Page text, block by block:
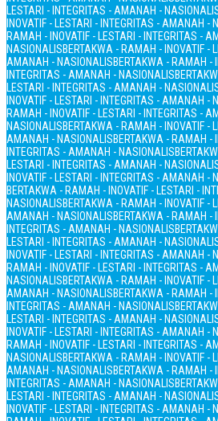
LESTARI - INTEGRITAS - AMANAH -
INOVATIF - LESTARI - INTEGRITAS - AMANAH -
RAMAH - INOVATIF - LESTARI - INTEGRITAS -
NASIONALISBERTAKWA - RAMAH - INOVATIF -
AMANAH - NASIONALISBERTAKWA - RAMAH -
INTEGRITAS - AMANAH - NASIONALIS
LESTARI - INTEGRITAS - AMANAH -
INOVATIF - LESTARI - INTEGRITAS - AMANAH -
RAMAH - INOVATIF - LESTARI - INTEGRITAS -
NASIONALISBERTAKWA - RAMAH - INOVATIF -
AMANAH - NASIONALISBERTAKWA - RAMAH -
INTEGRITAS - AMANAH - NASIONALIS
LESTARI - INTEGRITAS - AMANAH -
INOVATIF - LESTARI - INTEGRITAS - AMANAH -
BERTAKWA - RAMAH - INOVATIF - LESTARI -
NASIONALISBERTAKWA - RAMAH - INOVATIF -
AMANAH - NASIONALISBERTAKWA - RAMAH -
INTEGRITAS - AMANAH - NASIONALIS
LESTARI - INTEGRITAS - AMANAH -
INOVATIF - LESTARI - INTEGRITAS - AMANAH -
RAMAH - INOVATIF - LESTARI - INTEGRITAS -
NASIONALISBERTAKWA - RAMAH - INOVATIF -
AMANAH - NASIONALISBERTAKWA - RAMAH -
INTEGRITAS - AMANAH - NASIONALIS
LESTARI - INTEGRITAS - AMANAH -
INOVATIF - LESTARI - INTEGRITAS - AMANAH -
RAMAH - INOVATIF - LESTARI - INTEGRITAS -
NASIONALISBERTAKWA - RAMAH - INOVATIF -
AMANAH - NASIONALISBERTAKWA - RAMAH -
INTEGRITAS - AMANAH - NASIONALIS
LESTARI - INTEGRITAS - AMANAH -
INOVATIF - LESTARI - INTEGRITAS - AMANAH -